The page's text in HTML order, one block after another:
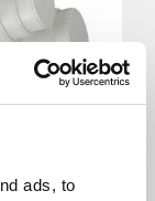
ads, to